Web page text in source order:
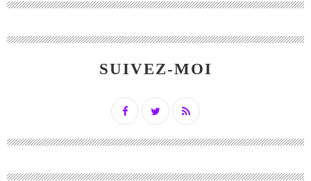
SUIVEZ-MOI